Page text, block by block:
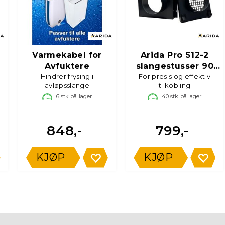
Varmekabel for
Avfuktere
Hindrer frysing i
avløpsslange
6stk på lager
848,-
KJØP
Arida Pro S12-2
slangestusser 90
mm
For presis og effektiv
tilkobling
40 stk på lager
799,-
KJØP